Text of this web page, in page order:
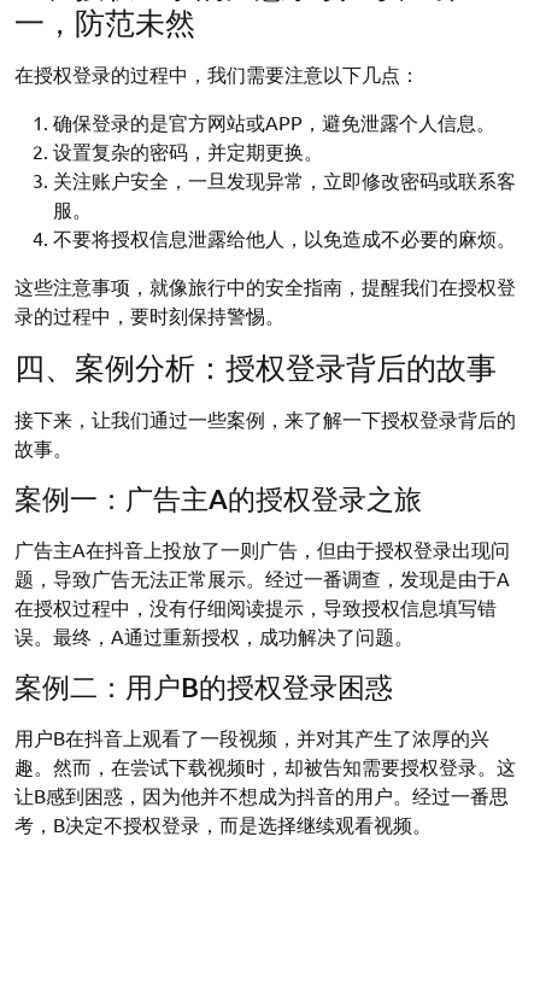
一，防范未然
在授权登录的过程中，我们需要注意以下几点：
确保登录的是官方网站或APP，避免泄露个人信息。
设置复杂的密码，并定期更换。
关注账户安全，一旦发现异常，立即修改密码或联系客
服。
不要将授权信息泄露给他人，以免造成不必要的麻烦。
这些注意事项，就像旅行中的安全指南，提醒我们在授权登
录的过程中，要时刻保持警惕。
四、案例分析：授权登录背后的故事
接下来，让我们通过一些案例，来了解一下授权登录背后的
故事。
案例一：广告主A的授权登录之旅
广告主A在抖音上投放了一则广告，但由于授权登录出现问
题，导致广告无法正常展示。经过一番调查，发现是由于A
在授权过程中，没有仔细阅读提示，导致授权信息填写错
误。最终，A通过重新授权，成功解决了问题。
案例二：用户B的授权登录困惑
用户B在抖音上观看了一段视频，并对其产生了浓厚的兴
趣。然而，在尝试下载视频时，却被告知需要授权登录。这
让B感到困惑，因为他并不想成为抖音的用户。经过一番思
考，B决定不授权登录，而是选择继续观看视频。